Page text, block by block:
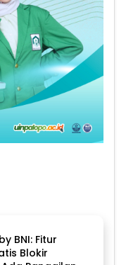
BNI: Fitur
Blokir